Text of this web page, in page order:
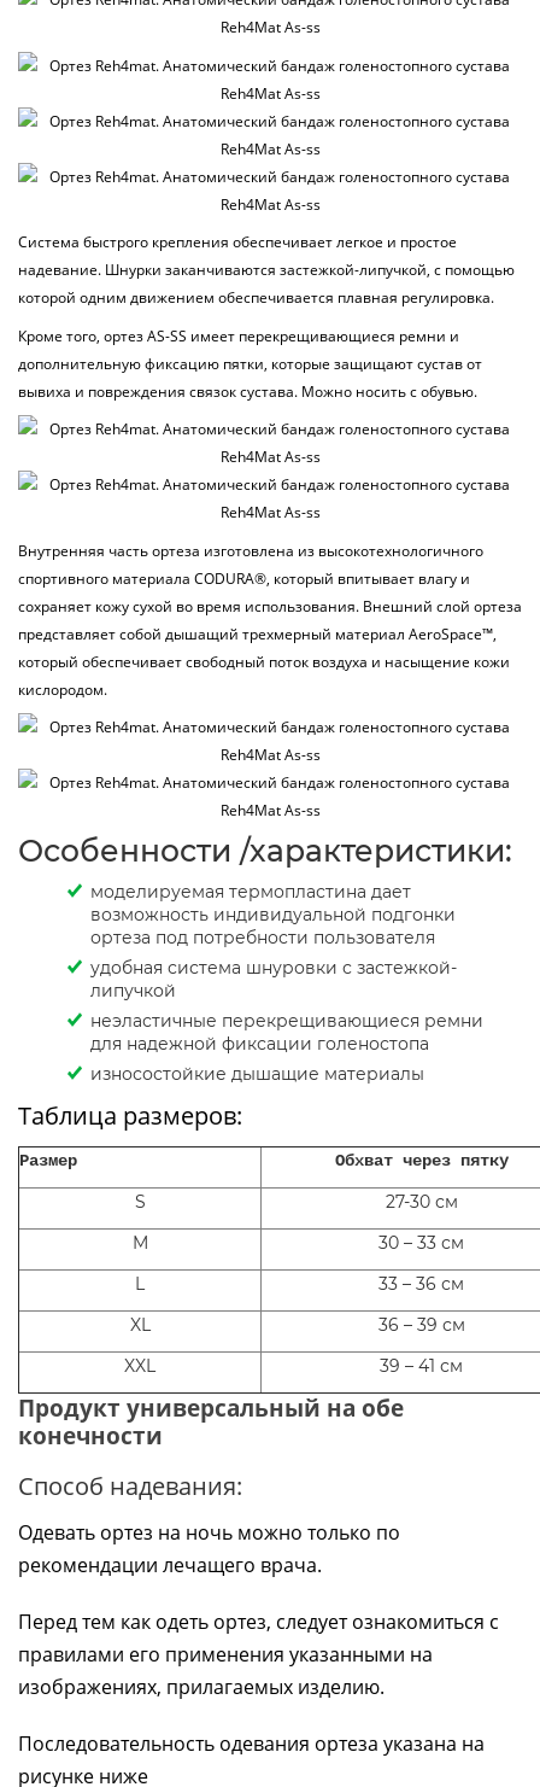
Система быстрого крепления обеспечивает легкое и простое
надевание. Шнурки заканчиваются застежкой-липучкой, с помощью
которой одним движением обеспечивается плавная регулировка.
Кроме того, ортез AS-SS имеет перекрещивающиеся ремни и
дополнительную фиксацию пятки, которые защищают сустав от
вывиха и повреждения связок сустава. Можно носить с обувью.
Внутренняя часть ортеза изготовлена из высокотехнологичного
спортивного материала CODURA®, который впитывает влагу и
сохраняет кожу сухой во время использования. Внешний слой ортеза
представляет собой дышащий трехмерный материал AeroSpace™,
который обеспечивает свободный поток воздуха и насыщение кожи
кислородом.
Особенности /характеристики:
моделируемая термопластина дает
возможность индивидуальной подгонки
ортеза под потребности пользователя
удобная система шнуровки с застежкой-
липучкой
неэластичные перекрещивающиеся ремни
для надежной фиксации голеностопа
износостойкие дышащие материалы
Таблица размеров:
Размер Обхват через пятку
S
27-30 см
M
30 – 33 см
L
33 – 36 см
XL
36 – 39 см
XXL
39 – 41 см
Продукт универсальный на обе
конечности
Способ надевания:
Одевать ортез на ночь можно только по
рекомендации лечащего врача.
Перед тем как одеть ортез, следует ознакомиться с
правилами его применения указанными на
изображениях, прилагаемых изделию.
Последовательность одевания ортеза указана на
рисунке ниже